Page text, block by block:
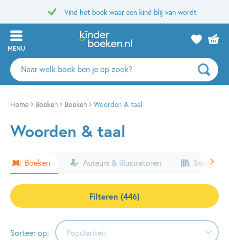
Vind het boek waar een kind blij van wordt
MENU
Zoeken
naar
auteurs
uitgevers
Home Boeken Boeken Woorden & taal
Woorden & taal
Boeken Auteurs & illustratoren Series &
Filteren (446)
Sorteer op: Populariteit